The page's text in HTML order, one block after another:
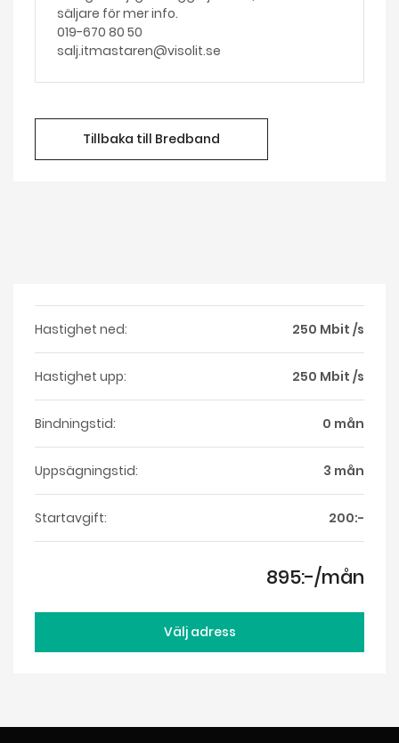
säljare för mer info.
019-670 80 50
salj.itmastaren@visolit.se
Tillbaka till Bredband
Hastighet ned: 250 Mbit /s
Hastighet upp: 250 Mbit /s
Bindningstid: 0 mån
Uppsägningstid: 3 mån
Startavgift: 200:-
895:-/mån
Välj adress